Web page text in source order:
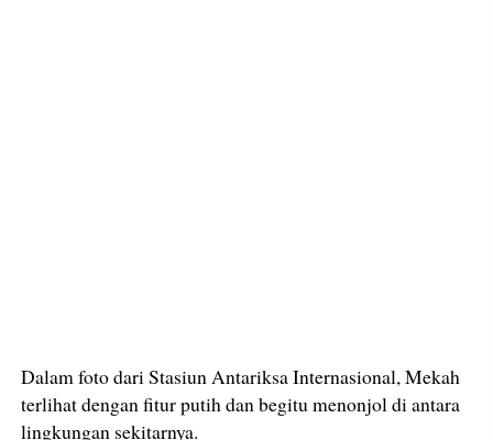
Dalam foto dari Stasiun Antariksa Internasional, Mekah
terlihat dengan fitur putih dan begitu menonjol di antara
lingkungan sekitarnya.